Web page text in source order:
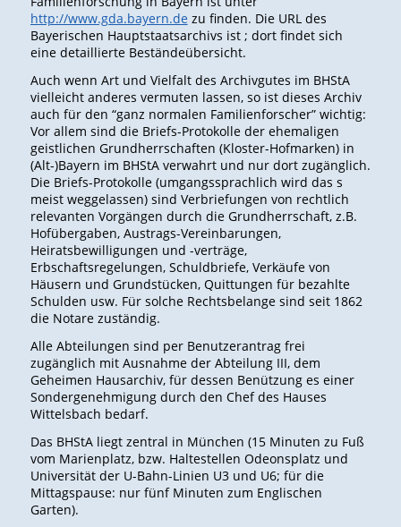
http://www.gda.bayern.de zu finden. Die URL des
Bayerischen Hauptstaatsarchivs ist ; dort findet sich
eine detaillierte Beständeübersicht.
Auch wenn Art und Vielfalt des Archivgutes im BHStA
vielleicht anderes vermuten lassen, so ist dieses Archiv
auch für den “ganz normalen Familienforscher” wichtig:
Vor allem sind die Briefs-Protokolle der ehemaligen
geistlichen Grundherrschaften (Kloster-Hofmarken) in
(Alt-)Bayern im BHStA verwahrt und nur dort zugänglich.
Die Briefs-Protokolle (umgangssprachlich wird das s
meist weggelassen) sind Verbriefungen von rechtlich
relevanten Vorgängen durch die Grundherrschaft, z.B.
Hofübergaben, Austrags-Vereinbarungen,
Heiratsbewilligungen und -verträge,
Erbschaftsregelungen, Schuldbriefe, Verkäufe von
Häusern und Grundstücken, Quittungen für bezahlte
Schulden usw. Für solche Rechtsbelange sind seit 1862
die Notare zuständig.
Alle Abteilungen sind per Benutzerantrag frei
zugänglich mit Ausnahme der Abteilung III, dem
Geheimen Hausarchiv, für dessen Benützung es einer
Sondergenehmigung durch den Chef des Hauses
Wittelsbach bedarf.
Das BHStA liegt zentral in München (15 Minuten zu Fuß
vom Marienplatz, bzw. Haltestellen Odeonsplatz und
Universität der U-Bahn-Linien U3 und U6; für die
Mittagspause: nur fünf Minuten zum Englischen
Garten).